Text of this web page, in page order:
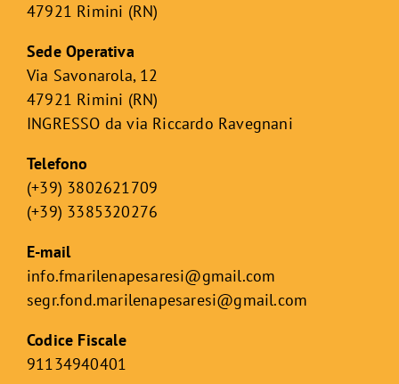
47921 Rimini (RN)
Sede Operativa
Via Savonarola, 12
47921 Rimini (RN)
INGRESSO da via Riccardo Ravegnani
Telefono
(+39) 3802621709
(+39) 3385320276
E-mail
info.fmarilenapesaresi@gmail.com
segr.fond.marilenapesaresi@gmail.com
Codice Fiscale
91134940401